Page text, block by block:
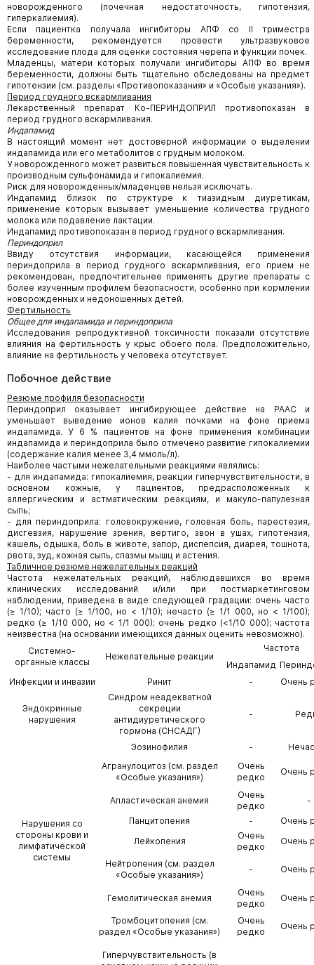
новорожденного (почечная недостаточность, гипотензия,
гиперкалиемия).
Если пациентка получала ингибиторы АПФ со II триместра
беременности, рекомендуется провести ультразвуковое
исследование плода для оценки состояния черепа и функции почек.
Младенцы, матери которых получали ингибиторы АПФ во время
беременности, должны быть тщательно обследованы на предмет
гипотензии (см. разделы «Противопоказания» и «Особые указания»).
Период грудного вскармливания
Лекарственный препарат Ко-ПЕРИНДОПРИЛ противопоказан в
период грудного вскармливания.
Индапамид
В настоящий момент нет достоверной информации о выделении
индапамида или его метаболитов с грудным молоком.
У новорожденного может развиться повышенная чувствительность к
производным сульфонамида и гипокалиемия.
Риск для новорожденных/младенцев нельзя исключать.
Индапамид близок по структуре к тиазидным диуретикам,
применение которых вызывает уменьшение количества грудного
молока или подавление лактации.
Индапамид противопоказан в период грудного вскармливания.
Периндоприл
Ввиду отсутствия информации, касающейся применения
периндоприла в период грудного вскармливания, его прием не
рекомендован, предпочтительнее применять другие препараты с
более изученным профилем безопасности, особенно при кормлении
новорожденных и недоношенных детей.
Фертильность
Общее для индапамида и периндоприла
Исследования репродуктивной токсичности показали отсутствие
влияния на фертильность у крыс обоего пола. Предположительно,
влияние на фертильность у человека отсутствует.
Побочное действие
Резюме профиля безопасности
Периндоприл оказывает ингибирующее действие на РААС и
уменьшает выведение ионов калия почками на фоне приема
индапамида. У 6 % пациентов на фоне применения комбинации
индапамида и периндоприла было отмечено развитие гипокалиемии
(содержание калия менее 3,4 ммоль/л).
Наиболее частыми нежелательными реакциями являлись:
- для индапамида: гипокалиемия, реакции гиперчувствительности, в
основном кожные, у пациентов, предрасположенных к
аллергическим и астматическим реакциям, и макуло-папулезная
сыпь;
- для периндоприла: головокружение, головная боль, парестезия,
дисгевзия, нарушение зрения, вертиго, звон в ушах, гипотензия,
кашель, одышка, боль в животе, запор, диспепсия, диарея, тошнота,
рвота, зуд, кожная сыпь, спазмы мышц и астения.
Табличное резюме нежелательных реакций
Частота нежелательных реакций, наблюдавшихся во время
клинических исследований и/или при постмаркетинговом
наблюдении, приведена в виде следующей градации: очень часто
(≥ 1/10); часто (≥ 1/100, но < 1/10); нечасто (≥ 1/1 000, но < 1/100);
редко (≥ 1/10 000, но < 1/1 000); очень редко (<1/10 000); частота
неизвестна (на основании имеющихся данных оценить невозможно).
Системно-
органные классы
Нежелательные реакции
Частота
Индапамид
Инфекции и инвазии
Ринит - Очень
Эндокринные
нарушения
Синдром неадекватной
секреции
антидиуретического
гормона (СНСАДГ)
-
Нарушения со
стороны крови и
лимфатической
системы
Эозинофилия -
Агранулоцитоз (см. раздел
«Особые указания»)
Очень
редко
Очень
Апластическая анемия
Очень
редко
-
Панцитопения
-
Очень
Лейкопения
Очень
редко
Очень
Нейтропения (см. раздел
«Особые указания»)
- Очень
Гемолитическая анемия
Очень
редко
Очень
Тромбоцитопения (см.
раздел «Особые указания»)
Очень
редко
Очень
Гиперчувствительность (в